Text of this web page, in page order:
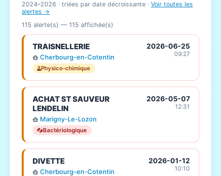
2024–2026 · triées par date décroissante · Voir toutes les
alertes →
115 alerte(s) — 115 affichée(s)
TRAISNELLERIE
Cherbourg-en-Cotentin
Physico-chimique
2026-06-25
09:27
ACHAT ST SAUVEUR
LENDELIN
Marigny-Le-Lozon
Bactériologique
2026-05-07
12:31
DIVETTE
Cherbourg-en-Cotentin
2026-01-12
10:10